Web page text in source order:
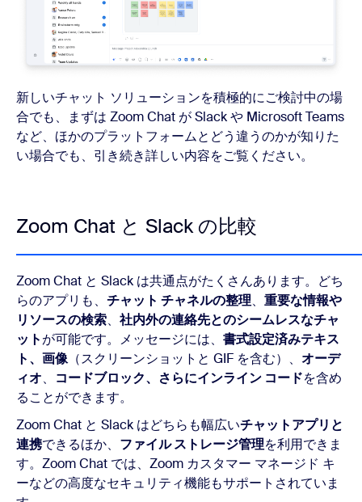
新しいチャット ソリューションを積極的にご検討中の場
合でも、まずは Zoom Chat が Slack や Microsoft Teams
など、ほかのプラットフォームとどう違うのかが知りた
い場合でも、引き続き詳しい内容をご覧ください。
Zoom Chat と Slack の比較
Zoom Chat と Slack は共通点がたくさんあります。どち
らのアプリも、 チャット チャネルの整理、 重要な情報や
リソースの検索、 社内外の連絡先とのシームレスなチャ
ットが可能です。メッセージには、 書式設定済みテキス
ト、画像（スクリーンショットと GIF を含む）、 オーデ
ィオ、 コードブロック、さらにインライン コードを含め
ることができます。
Zoom Chat と Slack はどちらも幅広いチャットアプリと
連携できるほか、 ファイル ストレージ管理を利用できま
す。Zoom Chat では、Zoom カスタマー マネージド キ
ーなどの高度なセキュリティ機能もサポートされていま